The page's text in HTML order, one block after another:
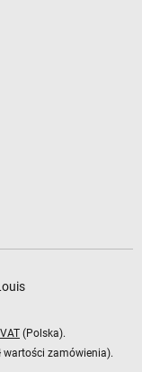
(Polska).
wartości zamówienia).